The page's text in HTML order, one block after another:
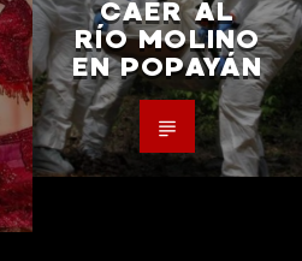
CAER AL
RÍO MOLINO
EN POPAYÁN